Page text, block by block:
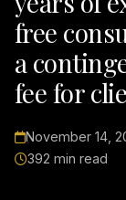
free
a
fee for
November 14,
392 min read